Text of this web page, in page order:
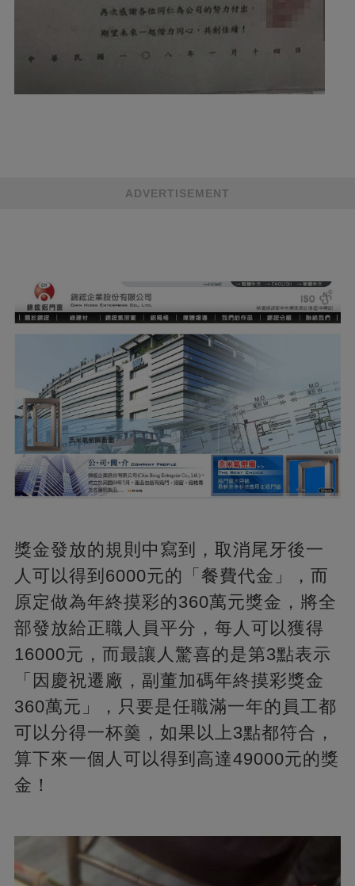
ADVERTISEMENT
獎金發放的規則中寫到，取消尾牙後一
人可以得到6000元的「餐費代金」，而
原定做為年終摸彩的360萬元獎金，將全
部發放給正職人員平分，每人可以獲得
16000元，而最讓人驚喜的是第3點表示
「因慶祝遷廠，副董加碼年終摸彩獎金
360萬元」，只要是任職滿一年的員工都
可以分得一杯羹，如果以上3點都符合，
算下來一個人可以得到高達49000元的獎
金！